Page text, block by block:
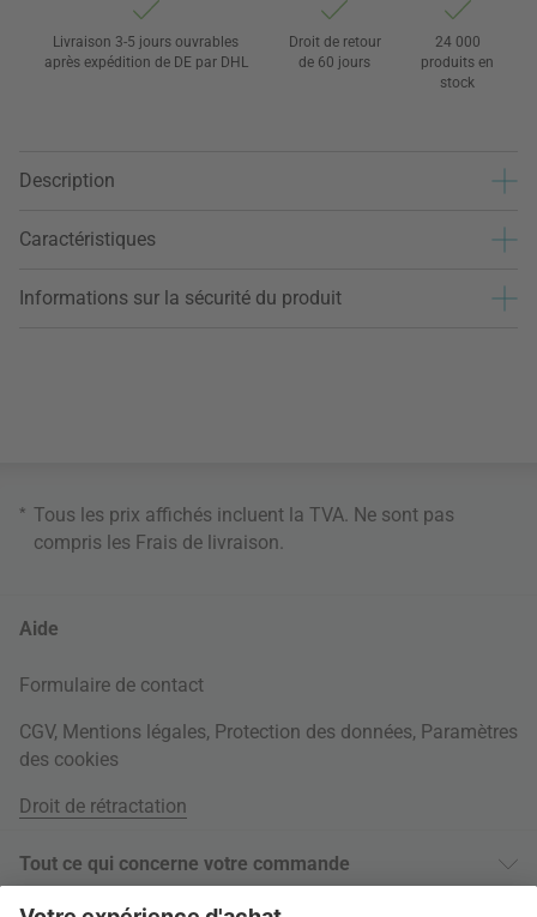
Livraison 3-5 jours ouvrables
après expédition de DE par DHL
Droit de retour
de 60 jours
24 000
produits en
stock
Description
Caractéristiques
Informations sur la sécurité du produit
* Tous les prix affichés incluent la TVA. Ne sont pas
compris les Frais de livraison
Aide
Formulaire de contact
CGV, Mentions légales, Protection des données, Paramètres
des cookies
Droit de rétractation
Tout ce qui concerne votre commande